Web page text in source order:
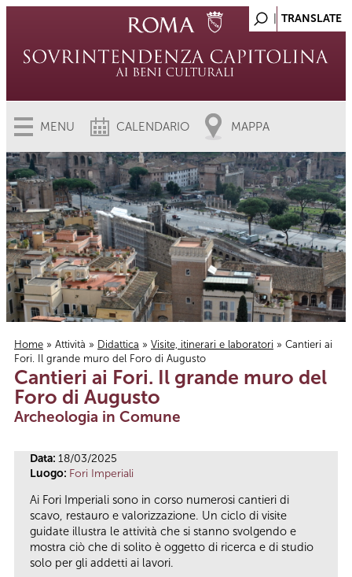
MENU CALENDARIO MAPPA
Tu sei qui
Home » Attività » Didattica » Visite, itinerari e laboratori » Cantieri ai
Fori. Il grande muro del Foro di Augusto
Cantieri ai Fori. Il grande muro del
Foro di Augusto
Archeologia in Comune
Data: 18/03/2025
Luogo: Fori Imperiali
Ai Fori Imperiali sono in corso numerosi cantieri di
scavo, restauro e valorizzazione. Un ciclo di visite
guidate illustra le attività che si stanno svolgendo e
mostra ciò che di solito è oggetto di ricerca e di studio
solo per gli addetti ai lavori.